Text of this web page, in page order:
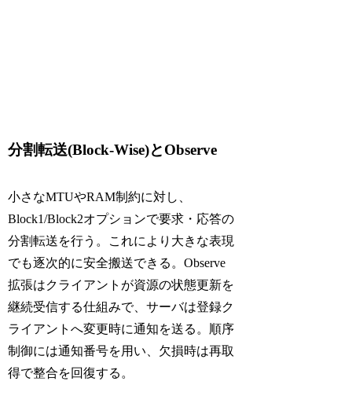
分割転送(Block-Wise)とObserve
小さなMTUやRAM制約に対し、
Block1/Block2オプションで要求・応答の
分割転送を行う。これにより大きな表現
でも逐次的に安全搬送できる。Observe
拡張はクライアントが資源の状態更新を
継続受信する仕組みで、サーバは登録ク
ライアントへ変更時に通知を送る。順序
制御には通知番号を用い、欠損時は再取
得で整合を回復する。